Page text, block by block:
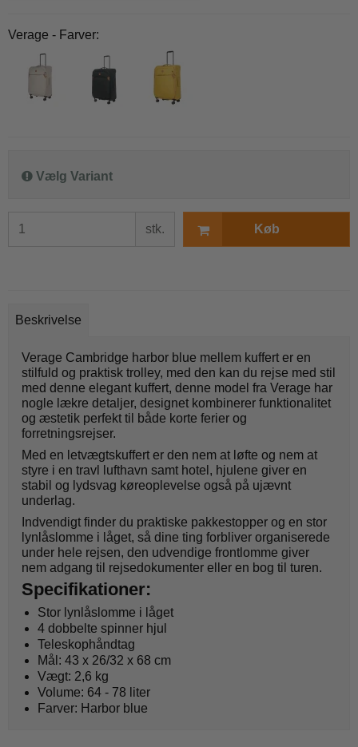
Verage - Farver:
Vælg Variant
stk. Køb
Beskrivelse
Verage Cambridge harbor blue mellem kuffert er en
stilfuld og praktisk trolley, med den kan du rejse med stil
med denne elegant kuffert, denne model fra Verage har
nogle lækre detaljer, designet kombinerer funktionalitet
og æstetik perfekt til både korte ferier og
forretningsrejser.
Med en letvægtskuffert er den nem at løfte og nem at
styre i en travl lufthavn samt hotel, hjulene giver en
stabil og lydsvag køreoplevelse også på ujævnt
underlag.
Indvendigt finder du praktiske pakkestopper og en stor
lynlåslomme i låget, så dine ting forbliver organiserede
under hele rejsen, den udvendige frontlomme giver
nem adgang til rejsedokumenter eller en bog til turen.
Specifikationer:
Stor lynlåslomme i låget
4 dobbelte spinner hjul
Teleskophåndtag
Mål: 43 x 26/32 x 68 cm
Vægt: 2,6 kg
Volume: 64 - 78 liter
Farver: Harbor blue